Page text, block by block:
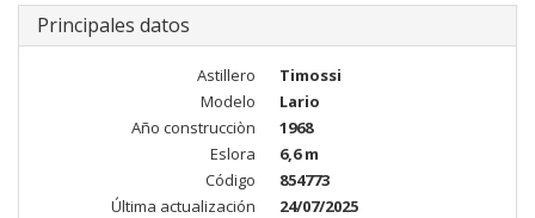
Principales datos
Astillero
Timossi
Modelo
Lario
Año construcciòn
1968
Eslora
6,6 m
Código
854773
Última actualización
24/07/2025